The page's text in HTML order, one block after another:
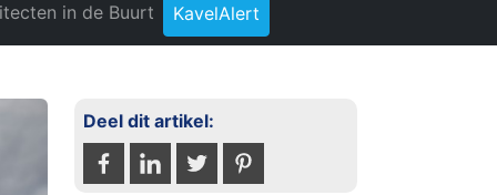
in de Buurt KavelAlert
Deel dit artikel: